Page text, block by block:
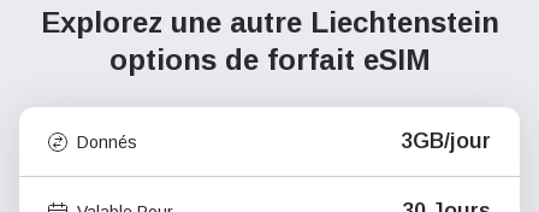
Explorez une autre Liechtenstein
options de forfait eSIM
Donnés 3GB/jour